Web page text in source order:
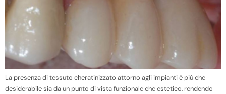
La presenza di tessuto cheratinizzato attorno agli impianti è più che
desiderabile sia da un punto di vista funzionale che estetico, rendendo